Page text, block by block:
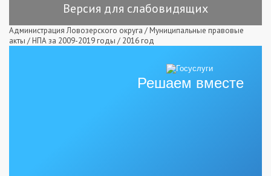
Версия для слабовидящих
Администрация Ловозерского округа / Муниципальные правовые
акты / НПА за 2009-2019 годы / 2016 год
Решаем вместе